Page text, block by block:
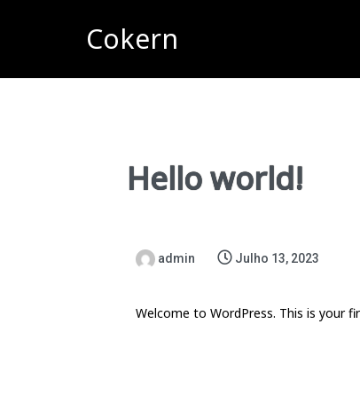
Cokern
Hello world!
admin Julho 13, 2023
Welcome to WordPress. This is your